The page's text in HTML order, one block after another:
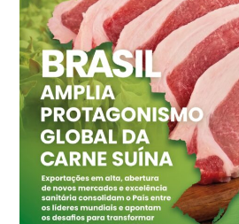
cx
Ovo Vermelho - Regional
Vermelho
R$ 159,31
cx
Ovo Branco - Regional
Bastos (SP)
R$ 134,42
cx